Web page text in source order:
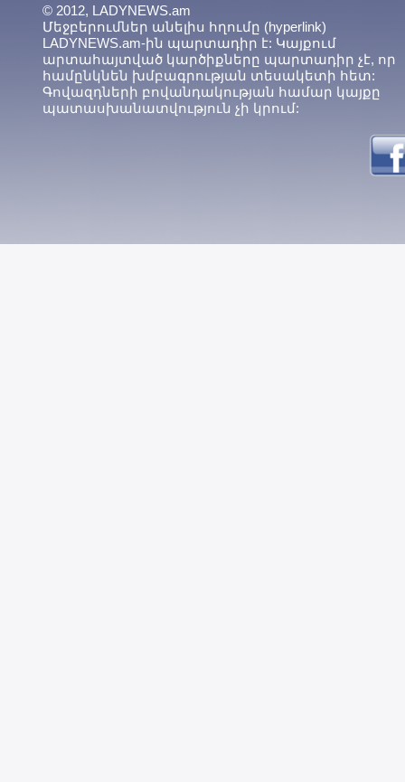
© 2012, LADYNEWS.am
Մեջբերումներ անելիս հղումը (hyperlink)
LADYNEWS.am-ին պարտադիր է: Կայքում
արտահայտված կարծիքները պարտադիր չէ, որ
համընկնեն խմբագրության տեսակետի հետ:
Գովազդների բովանդակության համար կայքը
պատասխանատվություն չի կրում: